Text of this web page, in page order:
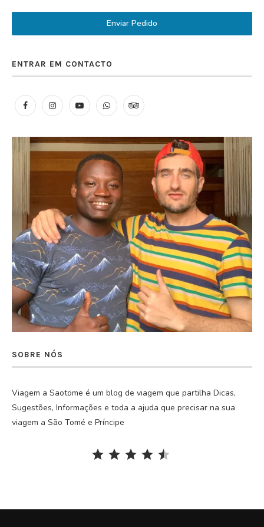
Enviar Pedido
ENTRAR EM CONTACTO
SOBRE NÓS
Viagem a Saotome é um blog de viagem que partilha Dicas,
Sugestões, Informações e toda a ajuda que precisar na sua
viagem a São Tomé e Príncipe